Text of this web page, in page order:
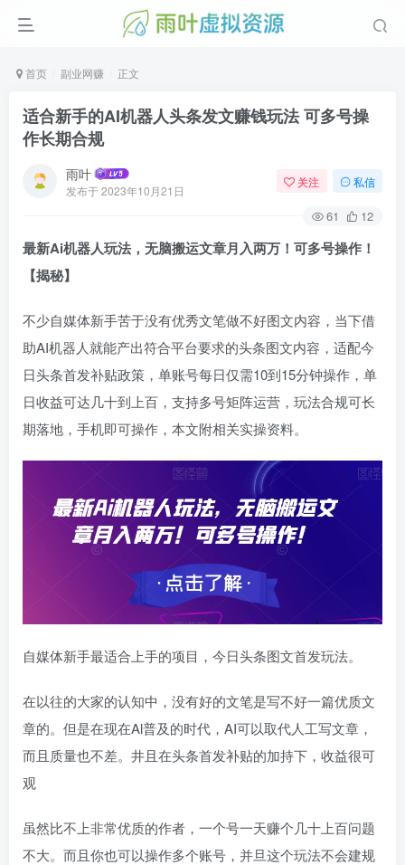
首页 副业网赚 正文
适合新手的AI机器人头条发文赚钱玩法 可多号操
作长期合规
雨叶
发布于2023年10月21日
关注 私信
61 12
最新Ai机器人玩法，无脑搬运文章月入两万！可多号操作！
【揭秘】
不少自媒体新手苦于没有优秀文笔做不好图文内容，当下借
助AI机器人就能产出符合平台要求的头条图文内容，适配今
日头条首发补贴政策，单账号每日仅需10到15分钟操作，单
日收益可达几十到上百，支持多号矩阵运营，玩法合规可长
期落地，手机即可操作，本文附相关实操资料。
自媒体新手最适合上手的项目，今日头条图文首发玩法。
在以往的大家的认知中，没有好的文笔是写不好一篇优质文
章的。但是在现在Al普及的时代，AI可以取代人工写文章，
而且质量也不差。井且在头条首发补贴的加持下，收益很可
观
虽然比不上非常优质的作者，一个号一天赚个几十上百问题
不大。而且你也可以操作多个账号，并旦这个玩法不会建规